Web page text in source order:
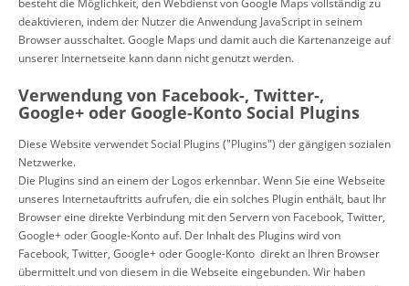
besteht die Möglichkeit, den Webdienst von Google Maps vollständig zu
deaktivieren, indem der Nutzer die Anwendung JavaScript in seinem
Browser ausschaltet. Google Maps und damit auch die Kartenanzeige auf
unserer Internetseite kann dann nicht genutzt werden.
Verwendung von Facebook-, Twitter-,
Google+ oder Google-Konto Social Plugins
Diese Website verwendet Social Plugins ("Plugins") der gängigen sozialen
Netzwerke.
Die Plugins sind an einem der Logos erkennbar. Wenn Sie eine Webseite
unseres Internetauftritts aufrufen, die ein solches Plugin enthält, baut Ihr
Browser eine direkte Verbindung mit den Servern von Facebook, Twitter,
Google+ oder Google-Konto auf. Der Inhalt des Plugins wird von
Facebook, Twitter, Google+ oder Google-Konto direkt an Ihren Browser
übermittelt und von diesem in die Webseite eingebunden. Wir haben